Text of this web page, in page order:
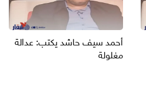
أحمد سيف حاشد يكتب: عدالة
مغلولة